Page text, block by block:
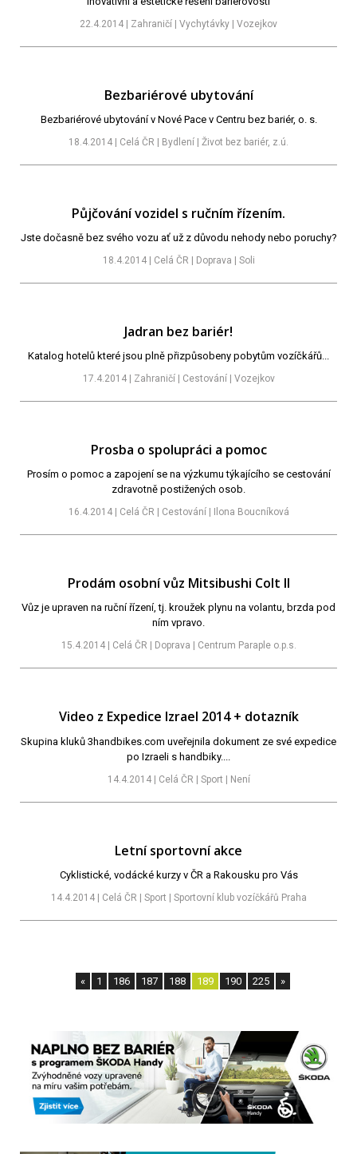
22.4.2014 | Zahraničí | Vychytávky | Vozejkov
Bezbariérové ubytování
Bezbariérové ubytování v Nové Pace v Centru bez bariér, o. s.
18.4.2014 | Celá ČR | Bydlení | Život bez bariér, z.ú.
Půjčování vozidel s ručním řízením.
Jste dočasně bez svého vozu ať už z důvodu nehody nebo poruchy?
18.4.2014 | Celá ČR | Doprava | Soli
Jadran bez bariér!
Katalog hotelů které jsou plně přizpůsobeny pobytům vozíčkářů...
17.4.2014 | Zahraničí | Cestování | Vozejkov
Prosba o spolupráci a pomoc
Prosím o pomoc a zapojení se na výzkumu týkajícího se cestování
zdravotně postižených osob.
16.4.2014 | Celá ČR | Cestování | Ilona Boucníková
Prodám osobní vůz Mitsibushi Colt II
Vůz je upraven na ruční řízení, tj. kroužek plynu na volantu, brzda pod
ním vpravo.
15.4.2014 | Celá ČR | Doprava | Centrum Paraple o.p.s.
Video z Expedice Izrael 2014 + dotazník
Skupina kluků 3handbikes.com uveřejnila dokument ze své expedice
po Izraeli s handbiky....
14.4.2014 | Celá ČR | Sport | Není
Letní sportovní akce
Cyklistické, vodácké kurzy v ČR a Rakousku pro Vás
14.4.2014 | Celá ČR | Sport | Sportovní klub vozíčkářů Praha
« 1 186 187 188 189 190 225 »